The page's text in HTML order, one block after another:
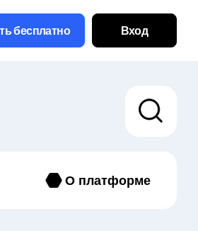
бесплатно Вход
О платформе